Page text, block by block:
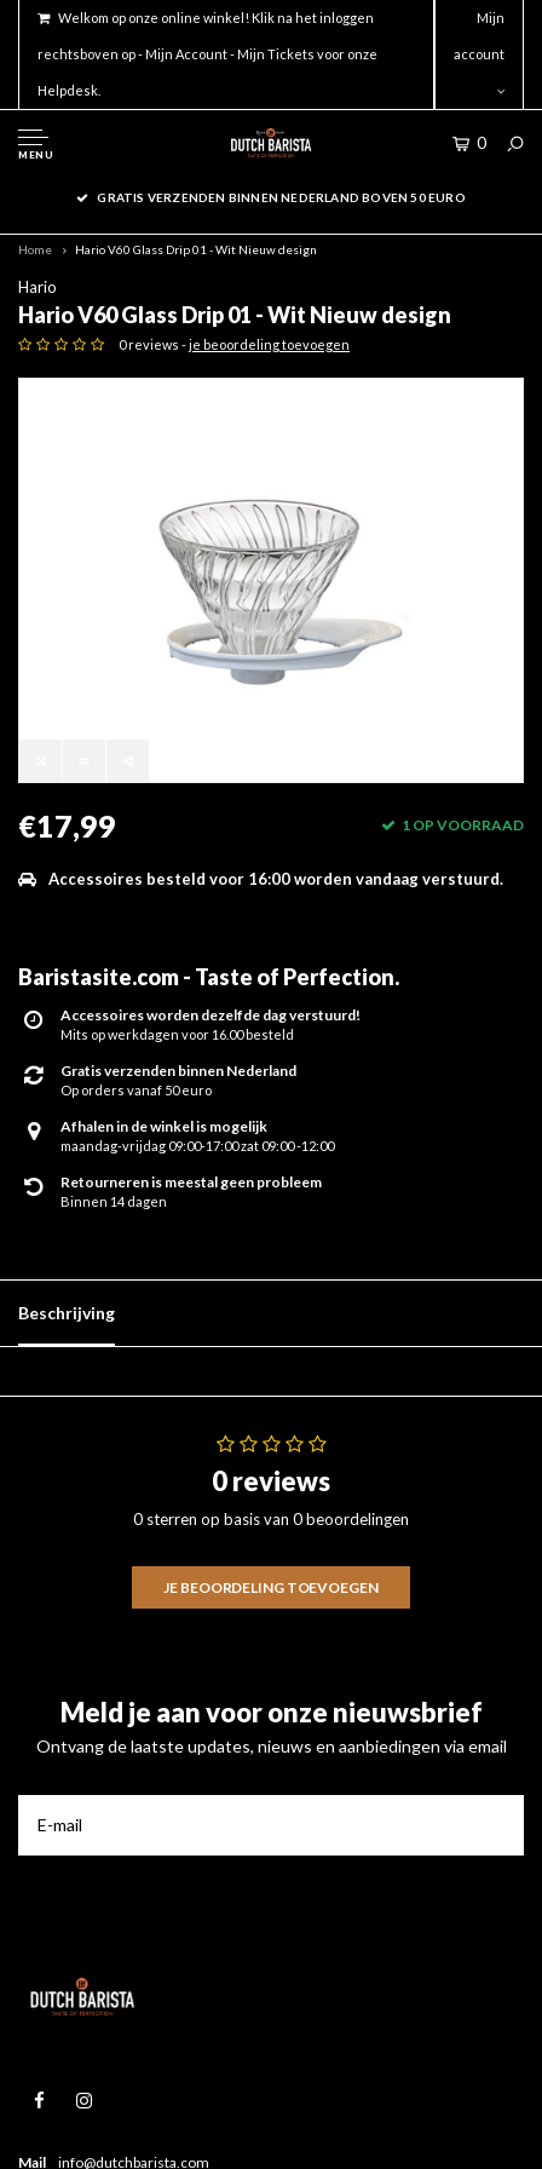
Welkom op onze online winkel! Klik na het inloggen
rechtsboven op - Mijn Account - Mijn Tickets voor onze
Helpdesk.
Mijn
account
MENU
0
GRATIS VERZENDEN BINNEN NEDERLAND BOVEN 50 EURO
Home Hario V60 Glass Drip 01 - Wit Nieuw design
Hario
Hario V60 Glass Drip 01 - Wit Nieuw design
0 reviews -je beoordeling toevoegen
€17,99 1 OP VOORRAAD
Accessoires besteld voor 16:00 worden vandaag verstuurd.
Baristasite.com - Taste of Perfection.
Accessoires worden dezelfde dag verstuurd!
Mits op werkdagen voor 16.00 besteld
Gratis verzenden binnen Nederland
Op orders vanaf 50 euro
Afhalen in de winkel is mogelijk
maandag-vrijdag 09:00-17:00 zat 09:00 -12:00
Retourneren is meestal geen probleem
Binnen 14 dagen
Beschrijving
0 reviews
0 sterren op basis van 0 beoordelingen
JE BEOORDELING TOEVOEGEN
Meld je aan voor onze nieuwsbrief
Ontvang de laatste updates, nieuws en aanbiedingen via email
Mail info@dutchbarista.com